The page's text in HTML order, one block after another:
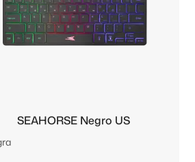
SEAHORSE Negro US